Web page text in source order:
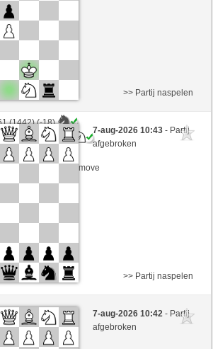
(1442) (-18)
(1406) (+18)
side + 1 seconds/move
>> Partij naspelen
7-aug-2026 10:43- Partij
afgebroken
(1913)
(1406)
>> Partij naspelen
7-aug-2026 10:42- Partij
afgebroken